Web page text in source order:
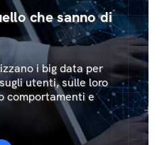
che sanno di
i big data per
utenti, sulle loro
comportamenti e